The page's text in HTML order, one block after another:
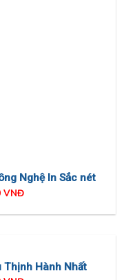
Nghệ In Sắc nét
VNĐ
Thịnh Hành Nhất